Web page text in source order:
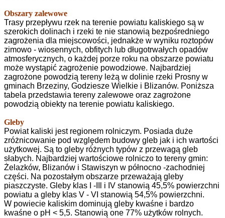
Obszary zalewowe
Trasy przepływu rzek na terenie powiatu kaliskiego są w
szerokich dolinach i rzeki te nie stanowią bezpośredniego
zagrożenia dla miejscowości, jednakże w wyniku roztopów
zimowo - wiosennych, obfitych lub długotrwałych opadów
atmosferycznych, o każdej porze roku na obszarze powiatu
może wystąpić zagrożenie powodziowe. Najbardziej
zagrożone powodzią tereny leżą w dolinie rzeki Prosny w
gminach Brzeziny, Godziesze Wielkie i Blizanów. Poniższa
tabela przedstawia tereny zalewowe oraz zagrożone
powodzią obiekty na terenie powiatu kaliskiego.
Gleby
Powiat kaliski jest regionem rolniczym. Posiada duże
zróżnicowanie pod względem budowy gleb jak i ich wartości
użytkowej. Są to gleby różnych typów z przewagą gleb
słabych. Najbardziej wartościowe rolniczo to tereny gmin:
Żelazków, Blizanów i Stawiszyn w północno -zachodniej
części. Na pozostałym obszarze przeważają gleby
piaszczyste. Gleby klas I -IIl i IV stanowią 45,5% powierzchni
powiatu a gleby klas V - VI stanowią 54,5% powierzchni.
W powiecie kaliskim dominują gleby kwaśne i bardzo
kwaśne o pH < 5,5. Stanowią one 77% użytków rolnych.